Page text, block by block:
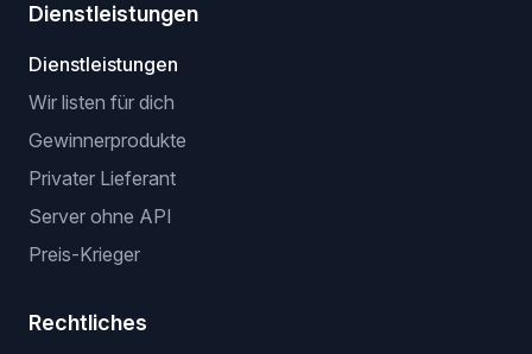
Dienstleistungen
Dienstleistungen
Wir listen für dich
Gewinnerprodukte
Privater Lieferant
Server ohne API
Preis-Krieger
Rechtliches